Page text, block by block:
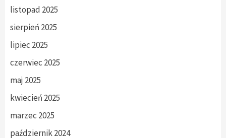
listopad 2025
sierpień 2025
lipiec 2025
czerwiec 2025
maj 2025
kwiecień 2025
marzec 2025
październik 2024